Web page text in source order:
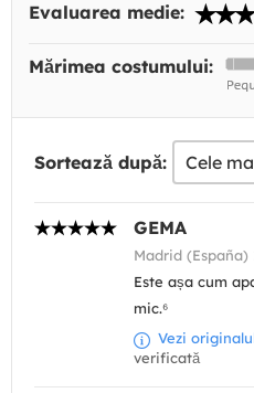
Evaluarea medie:
Mărimea costumului:
Sortează după:
GEMA
Madrid (España)
Este așa cum
mic.⁶
Vezi
verificată